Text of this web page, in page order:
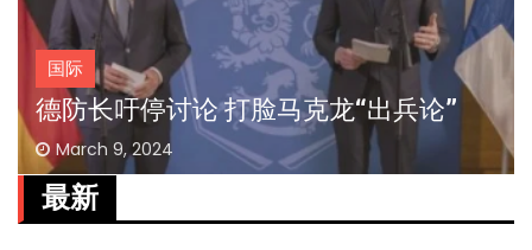
国际
德防长吁停讨论 打脸马克龙“出兵论”
March 9, 2024
最新